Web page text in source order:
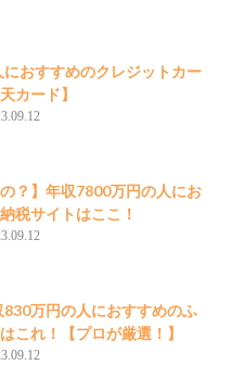
おすすめのクレジットカー
カード】
の？】年収7800万円の人にお
税サイトはここ！
830万円の人におすすめのふ
これ！【プロが厳選！】